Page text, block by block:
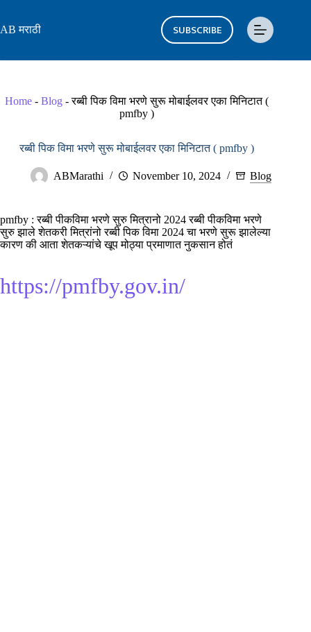
content
AB मराठी SUBSCRIBE
Home -Blog -रब्बी पिक विमा भरणे सुरू मोबाईलवर एका मिनिटात (
pmfby )
रब्बी पिक विमा भरणे सुरू मोबाईलवर एका मिनिटात ( pmfby )
ABMarathi November 10, 2024 Blog
pmfby : रब्बी पीकविमा भरणे सुरु मित्रानो 2024 रब्बी पीकविमा भरणे
सुरु झाले शेतकरी मित्रांनो रब्बी पिक विमा 2024 चा भरणे सुरू झालेल्या
कारण की आता शेतकऱ्यांचे खूप मोठ्या प्रमाणात नुकसान होतं
https://pmfby.gov.in/